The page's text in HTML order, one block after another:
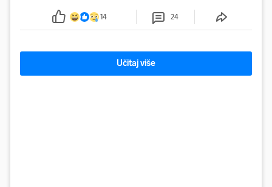
14 24
Učitaj više